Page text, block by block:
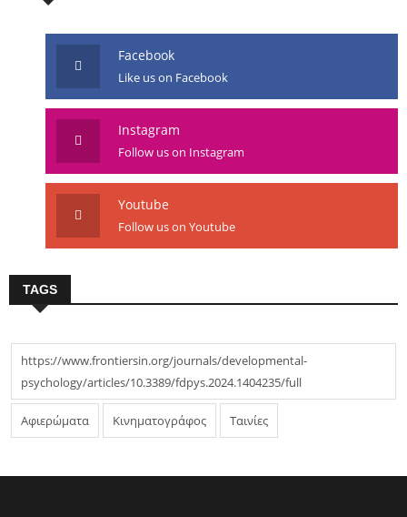
Facebook
Like us on Facebook
Instagram
Follow us on Instagram
Youtube
Follow us on Youtube
TAGS
https://www.frontiersin.org/journals/developmental-
psychology/articles/10.3389/fdpys.2024.1404235/full
Αφιερώματα Κινηματογράφος Ταινίες